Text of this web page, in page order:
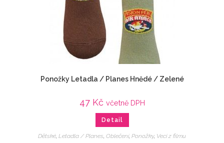
Ponožky Letadla / Planes Hnědé / Zelené
47 Kč včetně DPH
Detail
Dětské, Letadla / Planes, Oblečení, Ponožky, Veci z filmu